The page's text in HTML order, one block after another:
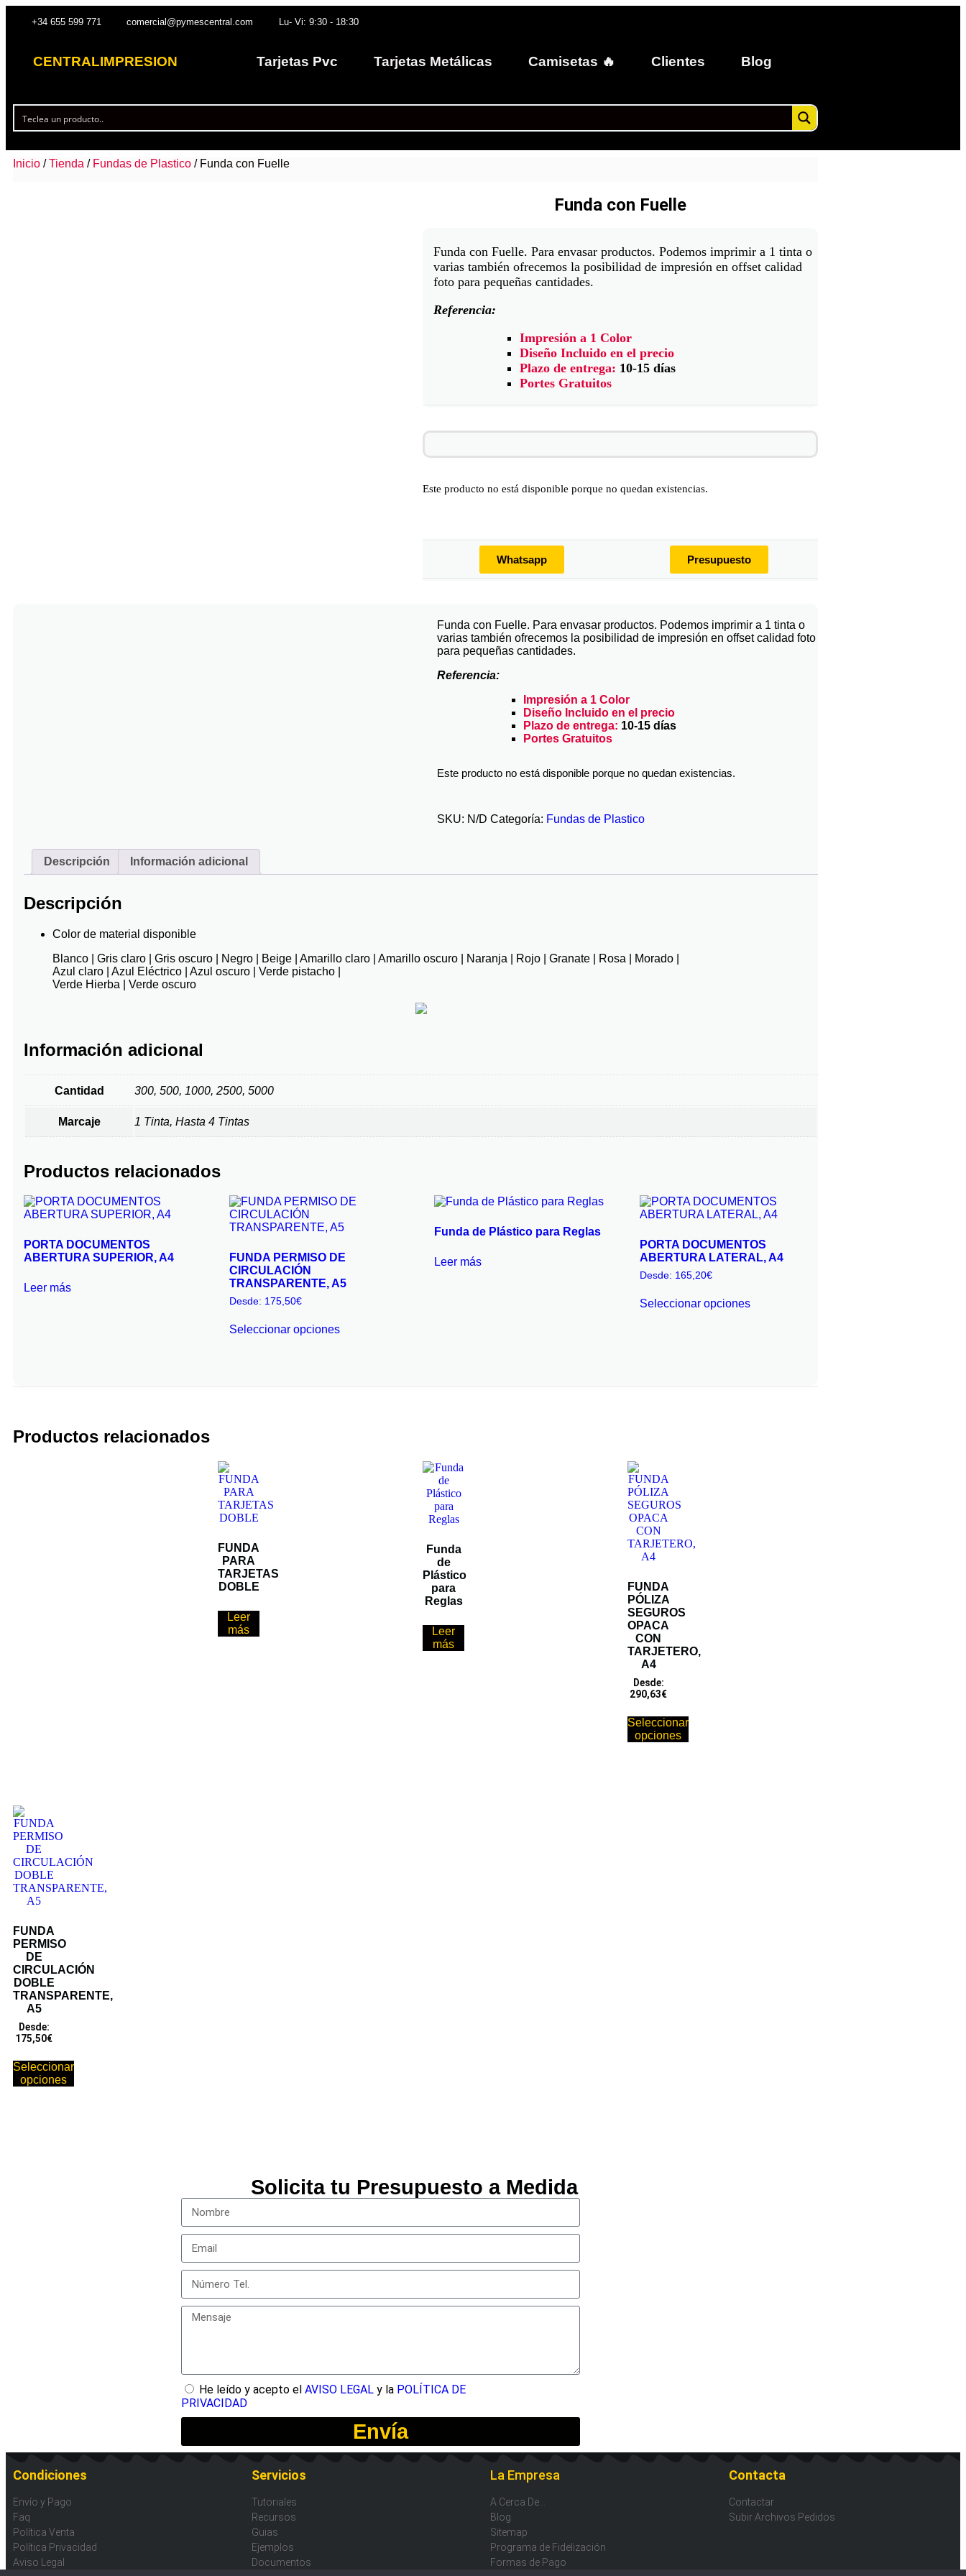
+34 655 599 771 comercial@pymescentral.com Lu- Vi: 9:30 - 18:30
CENTRALIMPRESION Tarjetas Pvc Tarjetas Metálicas Camisetas 🔥 Clientes Blog
Inicio /Tienda / Fundas de Plastico / Funda con Fuelle
Funda con Fuelle
Funda con Fuelle. Para envasar productos. Podemos imprimir a 1 tinta o
varias también ofrecemos la posibilidad de impresión en offset calidad
foto para pequeñas cantidades.
Referencia:
Impresión a 1 Color
Diseño Incluido en el precio
Plazo de entrega: 10-15 días
Portes Gratuitos
Este producto no está disponible porque no quedan existencias.
Whatsapp Presupuesto
Funda con Fuelle. Para envasar productos. Podemos imprimir a 1 tinta o
varias también ofrecemos la posibilidad de impresión en offset calidad foto
para pequeñas cantidades.
Referencia:
Impresión a 1 Color
Diseño Incluido en el precio
Plazo de entrega: 10-15 días
Portes Gratuitos
Este producto no está disponible porque no quedan existencias.
SKU: N/D Categoría: Fundas de Plastico
Descripción Información adicional
Descripción
Color de material disponible
Blanco | Gris claro | Gris oscuro | Negro | Beige | Amarillo claro | Amarillo oscuro | Naranja | Rojo | Granate | Rosa | Morado |
Azul claro | Azul Eléctrico | Azul oscuro | Verde pistacho |
Verde Hierba | Verde oscuro
Información adicional
Cantidad 300, 500, 1000, 2500, 5000
Marcaje 1 Tinta, Hasta 4 Tintas
Productos relacionados
PORTA DOCUMENTOS
ABERTURA SUPERIOR, A4
Leer más
FUNDA PERMISO DE
CIRCULACIÓN
TRANSPARENTE, A5
Desde: 175,50€
Seleccionar opciones
Funda de Plástico para Reglas
Leer más
PORTA DOCUMENTOS
ABERTURA LATERAL, A4
Desde: 165,20€
Seleccionar opciones
Productos relacionados
FUNDA
PARA
TARJETAS
DOBLE
Leer
más
Funda
de
Plástico
para
Reglas
Leer
más
FUNDA
PÓLIZA
SEGUROS
OPACA
CON
TARJETERO,
A4
Desde:
290,63€
Seleccionar
opciones
FUNDA
PERMISO
DE
CIRCULACIÓN
DOBLE
TRANSPARENTE,
A5
Desde:
175,50€
Seleccionar
opciones
Solicita tu Presupuesto a Medida
He leído y acepto elAVISO LEGAL y la POLÍTICA DE
PRIVACIDAD
Envía
Condiciones
Envío y Pago
Faq
Política Venta
Política Privacidad
Aviso Legal
Servicios
Tutoriales
Recursos
Guias
Ejemplos
Documentos
La Empresa
A Cerca De...
Blog
Sitemap
Programa de Fidelización
Formas de Pago
Contacta
Contactar
Subir Archivos Pedidos